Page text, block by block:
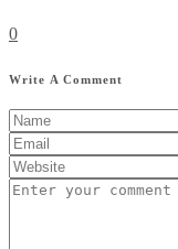
0
Write A Comment